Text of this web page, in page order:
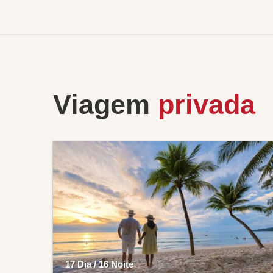
Viagem privada
17 Dia / 16 Noite